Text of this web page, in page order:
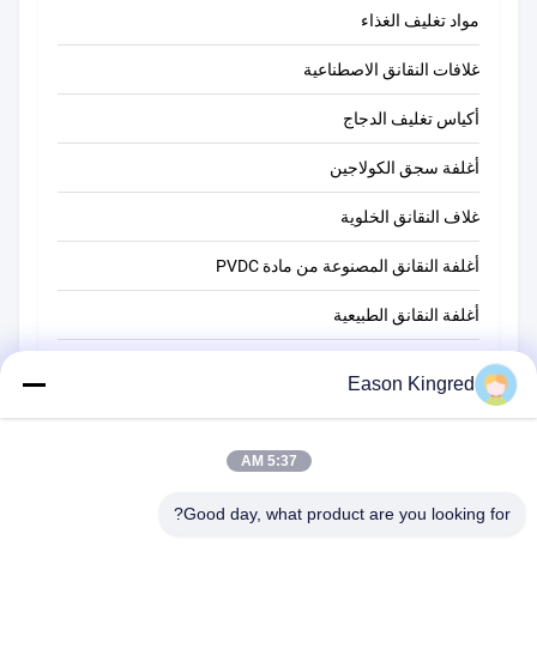
مواد تغليف الغذاء
غلافات النقانق الاصطناعية
أكياس تغليف الدجاج
أغلفة سجق الكولاجين
غلاف النقانق الخلوية
أغلفة النقانق المصنوعة من مادة PVDC
أغلفة النقانق الطبيعية
فيلم تغليف المواد الغذائية
Eason Kingred
5:37 AM
Good day, what product are you looking for?